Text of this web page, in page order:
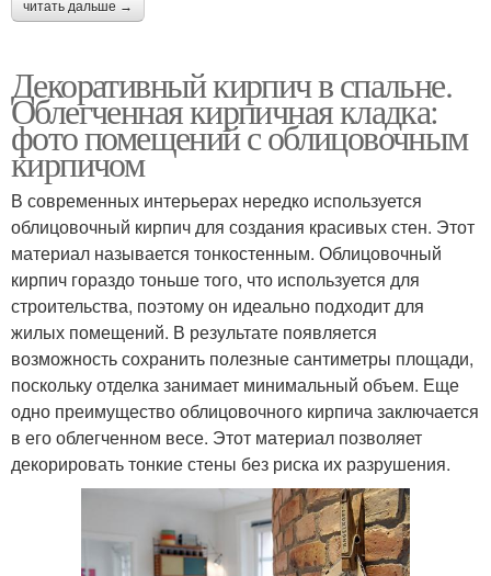
читать дальше →
Декоративный кирпич в спальне.
Облегченная кирпичная кладка:
фото помещений с облицовочным
кирпичом
В современных интерьерах нередко используется
облицовочный кирпич для создания красивых стен. Этот
материал называется тонкостенным. Облицовочный
кирпич гораздо тоньше того, что используется для
строительства, поэтому он идеально подходит для
жилых помещений. В результате появляется
возможность сохранить полезные сантиметры площади,
поскольку отделка занимает минимальный объем. Еще
одно преимущество облицовочного кирпича заключается
в его облегченном весе. Этот материал позволяет
декорировать тонкие стены без риска их разрушения.